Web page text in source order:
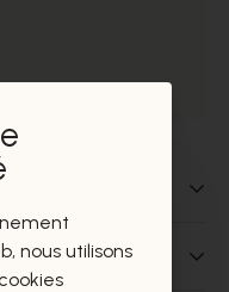
nous utilisons